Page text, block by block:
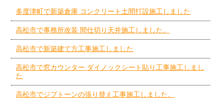
多度津町で新築倉庫 コンクリート土間打設施工しました
高松市で事務所改装 間仕切り天井施工しました。
高松市で新築建て方工事施工しました
高松市で窓カウンター ダイノックシート貼り工事施工しまし
た
高松市でジプトーンの張り替え工事施工しました。